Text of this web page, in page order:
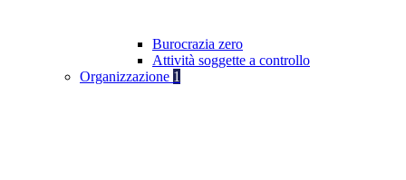
Burocrazia zero
Attività soggette a controllo
Organizzazione 1